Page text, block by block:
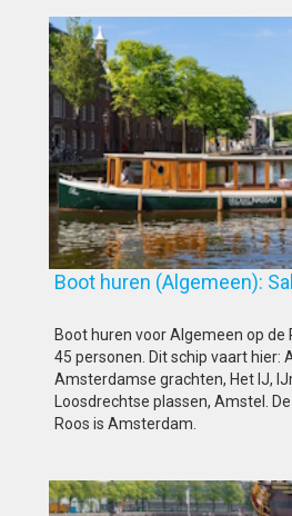
Boot huren (Algemeen):
Boot huren voor Algemeen op de
45 personen. Dit schip vaart hier:
Amsterdamse grachten, Het IJ,
Loosdrechtse plassen, Amstel.
Roos is Amsterdam.